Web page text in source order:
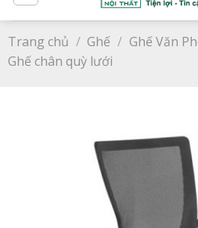
Trang chủ / Ghế / Ghế Văn
Ghế chân quỳ lưới